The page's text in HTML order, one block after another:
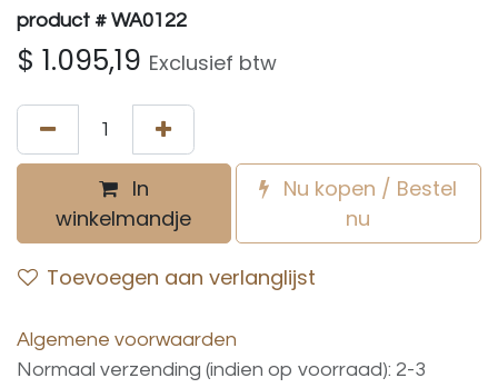
product # WA0122
$ 1.095,19 Exclusief btw
In
winkelmandje
Nu kopen / Bestel
nu
Toevoegen aan verlanglijst
Algemene voorwaarden
Normaal verzending (indien op voorraad): 2-3